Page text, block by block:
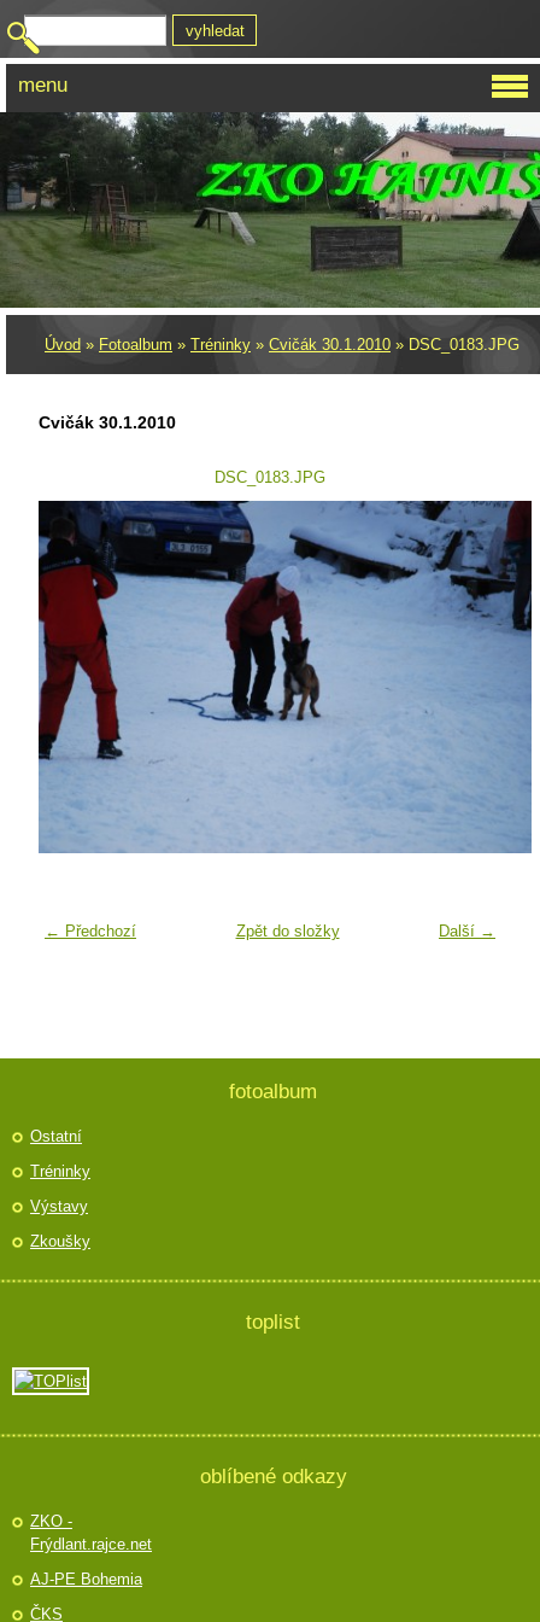
Úvod » Fotoalbum » Tréninky » Cvičák 30.1.2010 » DSC_0183.JPG
Cvičák 30.1.2010
DSC_0183.JPG
← Předchozí Další →
Zpět do složky
menu
fotoalbum
Ostatní
Tréninky
Výstavy
Zkoušky
toplist
oblíbené odkazy
ZKO -
Frýdlant.rajce.net
AJ-PE Bohemia
ČKS